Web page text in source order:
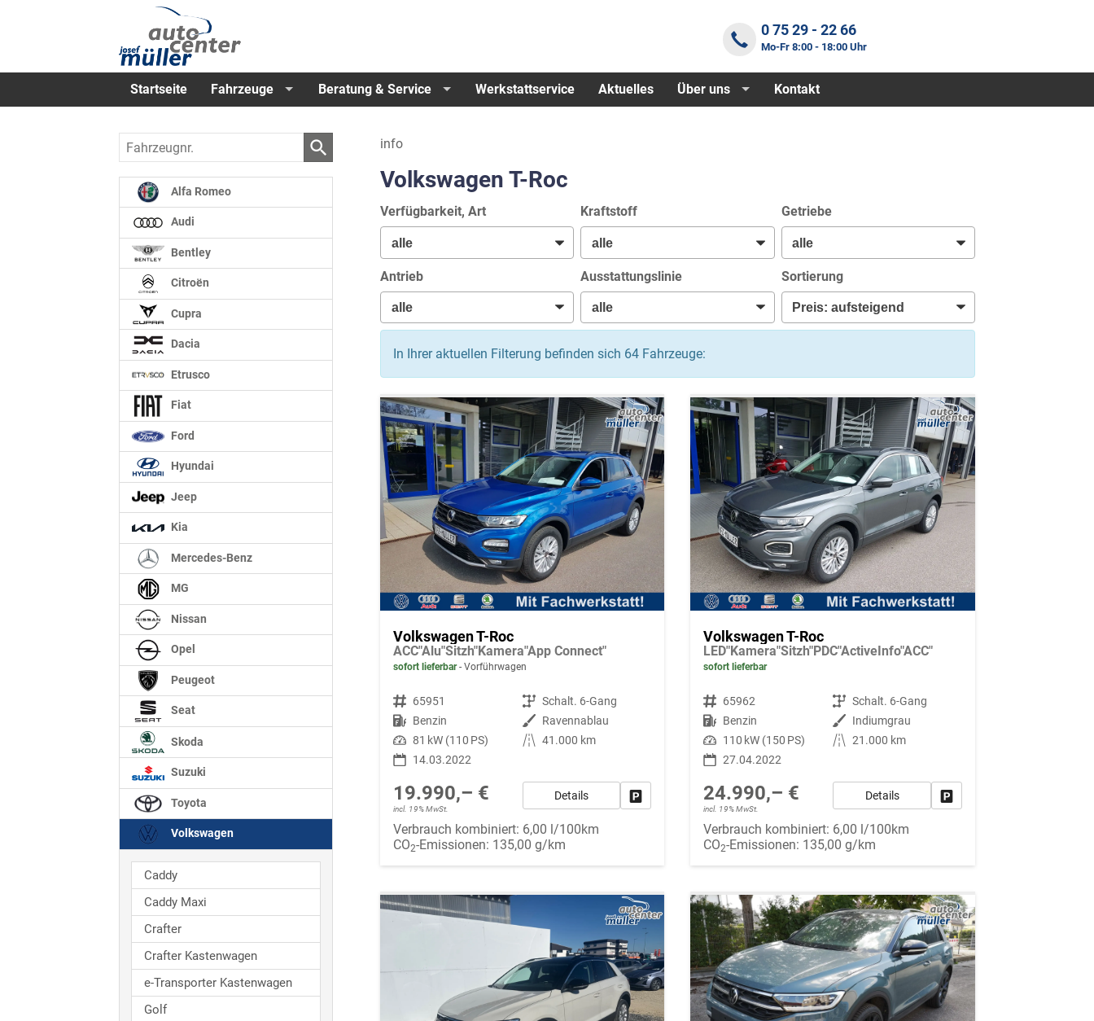
0 75 29 - 22 66
Mo-Fr 8:00 - 18:00 Uhr
Startseite Fahrzeuge Beratung & Service Werkstattservice Aktuelles Über uns Kontakt
info
Volkswagen T-Roc
Verfügbarkeit, Art Kraftstoff Getriebe
Antrieb Ausstattungslinie Sortierung
In Ihrer aktuellen Filterung befinden sich 64Fahrzeuge:
Volkswagen T-Roc
ACC"Alu"Sitzh"Kamera"App Connect"
sofort lieferbar Vorführwagen
Fahrzeugnr. 65951 Getriebe Schalt. 6-Gang
Kraftstoff Benzin Außenfarbe Ravennablau
Leistung 81 kW (110 PS) Kilometerstand 41.000 km
14.03.2022
19.990,– €
incl. 19% MwSt.
Details Fahrzeug parken
Verbrauch kombiniert: 6,00 l/100km
CO2-Emissionen: 135,00 g/km
Volkswagen T-Roc
LED"Kamera"Sitzh"PDC"ActiveInfo"ACC"
sofort lieferbar
Fahrzeugnr. 65962 Getriebe Schalt. 6-Gang
Kraftstoff Benzin Außenfarbe Indiumgrau
Leistung 110 kW (150 PS) Kilometerstand 21.000 km
27.04.2022
24.990,– €
incl. 19% MwSt.
Details
Verbrauch kombiniert: 6,00 l/100km
CO2-Emissionen: 135,00 g/km
Fahrzeugnr.
Alfa Romeo
Audi
Bentley
Citroën
Cupra
Dacia
Etrusco
Fiat
Ford
Hyundai
Jeep
Kia
Mercedes-Benz
MG
Nissan
Opel
Peugeot
Seat
Skoda
Suzuki
Toyota
Volkswagen
Caddy
Caddy Maxi
Crafter
Crafter Kastenwagen
e-Transporter Kastenwagen
Golf